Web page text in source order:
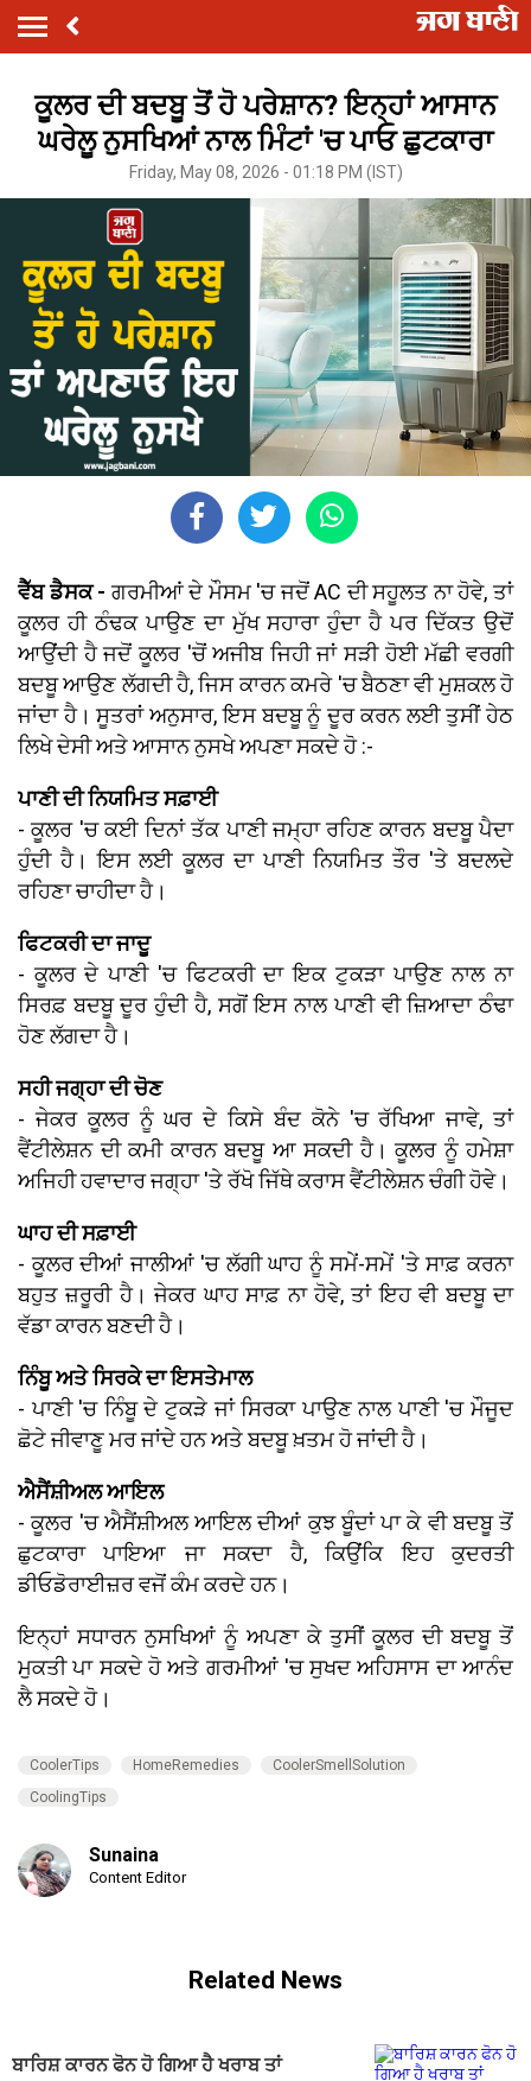
ਕੂਲਰ ਦੀ ਬਦਬੂ ਤੋਂ ਹੋ ਪਰੇਸ਼ਾਨ? ਇਨ੍ਹਾਂ ਆਸਾਨ
ਘਰੇਲੂ ਨੁਸਖਿਆਂ ਨਾਲ ਮਿੰਟਾਂ 'ਚ ਪਾਓ ਛੁਟਕਾਰਾ
Friday, May 08, 2026 - 01:18 PM (IST)
ਵੈੱਬ ਡੈਸਕ - ਗਰਮੀਆਂ ਦੇ ਮੌਸਮ 'ਚ ਜਦੋਂ AC ਦੀ ਸਹੂਲਤ ਨਾ ਹੋਵੇ, ਤਾਂ
ਕੂਲਰ ਹੀ ਠੰਢਕ ਪਾਉਣ ਦਾ ਮੁੱਖ ਸਹਾਰਾ ਹੁੰਦਾ ਹੈ ਪਰ ਦਿੱਕਤ ਉਦੋਂ
ਆਉਂਦੀ ਹੈ ਜਦੋਂ ਕੂਲਰ 'ਚੋਂ ਅਜੀਬ ਜਿਹੀ ਜਾਂ ਸੜੀ ਹੋਈ ਮੱਛੀ ਵਰਗੀ
ਬਦਬੂ ਆਉਣ ਲੱਗਦੀ ਹੈ, ਜਿਸ ਕਾਰਨ ਕਮਰੇ 'ਚ ਬੈਠਣਾ ਵੀ ਮੁਸ਼ਕਲ ਹੋ
ਜਾਂਦਾ ਹੈ। ਸੂਤਰਾਂ ਅਨੁਸਾਰ, ਇਸ ਬਦਬੂ ਨੂੰ ਦੂਰ ਕਰਨ ਲਈ ਤੁਸੀਂ ਹੇਠ
ਲਿਖੇ ਦੇਸੀ ਅਤੇ ਆਸਾਨ ਨੁਸਖੇ ਅਪਣਾ ਸਕਦੇ ਹੋ :-
ਪਾਣੀ ਦੀ ਨਿਯਮਿਤ ਸਫ਼ਾਈ
- ਕੂਲਰ 'ਚ ਕਈ ਦਿਨਾਂ ਤੱਕ ਪਾਣੀ ਜਮ੍ਹਾ ਰਹਿਣ ਕਾਰਨ ਬਦਬੂ ਪੈਦਾ
ਹੁੰਦੀ ਹੈ। ਇਸ ਲਈ ਕੂਲਰ ਦਾ ਪਾਣੀ ਨਿਯਮਿਤ ਤੌਰ 'ਤੇ ਬਦਲਦੇ
ਰਹਿਣਾ ਚਾਹੀਦਾ ਹੈ।
ਫਿਟਕਰੀ ਦਾ ਜਾਦੂ
- ਕੂਲਰ ਦੇ ਪਾਣੀ 'ਚ ਫਿਟਕਰੀ ਦਾ ਇਕ ਟੁਕੜਾ ਪਾਉਣ ਨਾਲ ਨਾ
ਸਿਰਫ਼ ਬਦਬੂ ਦੂਰ ਹੁੰਦੀ ਹੈ, ਸਗੋਂ ਇਸ ਨਾਲ ਪਾਣੀ ਵੀ ਜ਼ਿਆਦਾ ਠੰਢਾ
ਹੋਣ ਲੱਗਦਾ ਹੈ।
ਸਹੀ ਜਗ੍ਹਾ ਦੀ ਚੋਣ
- ਜੇਕਰ ਕੂਲਰ ਨੂੰ ਘਰ ਦੇ ਕਿਸੇ ਬੰਦ ਕੋਨੇ 'ਚ ਰੱਖਿਆ ਜਾਵੇ, ਤਾਂ
ਵੈਂਟੀਲੇਸ਼ਨ ਦੀ ਕਮੀ ਕਾਰਨ ਬਦਬੂ ਆ ਸਕਦੀ ਹੈ। ਕੂਲਰ ਨੂੰ ਹਮੇਸ਼ਾ
ਅਜਿਹੀ ਹਵਾਦਾਰ ਜਗ੍ਹਾ 'ਤੇ ਰੱਖੋ ਜਿੱਥੇ ਕਰਾਸ ਵੈਂਟੀਲੇਸ਼ਨ ਚੰਗੀ ਹੋਵੇ।
ਘਾਹ ਦੀ ਸਫ਼ਾਈ
- ਕੂਲਰ ਦੀਆਂ ਜਾਲੀਆਂ 'ਚ ਲੱਗੀ ਘਾਹ ਨੂੰ ਸਮੇਂ-ਸਮੇਂ 'ਤੇ ਸਾਫ਼ ਕਰਨਾ
ਬਹੁਤ ਜ਼ਰੂਰੀ ਹੈ। ਜੇਕਰ ਘਾਹ ਸਾਫ਼ ਨਾ ਹੋਵੇ, ਤਾਂ ਇਹ ਵੀ ਬਦਬੂ ਦਾ
ਵੱਡਾ ਕਾਰਨ ਬਣਦੀ ਹੈ।
ਨਿੰਬੂ ਅਤੇ ਸਿਰਕੇ ਦਾ ਇਸਤੇਮਾਲ
- ਪਾਣੀ 'ਚ ਨਿੰਬੂ ਦੇ ਟੁਕੜੇ ਜਾਂ ਸਿਰਕਾ ਪਾਉਣ ਨਾਲ ਪਾਣੀ 'ਚ ਮੌਜੂਦ
ਛੋਟੇ ਜੀਵਾਣੂ ਮਰ ਜਾਂਦੇ ਹਨ ਅਤੇ ਬਦਬੂ ਖ਼ਤਮ ਹੋ ਜਾਂਦੀ ਹੈ।
ਐਸੈਂਸ਼ੀਅਲ ਆਇਲ
- ਕੂਲਰ 'ਚ ਐਸੈਂਸ਼ੀਅਲ ਆਇਲ ਦੀਆਂ ਕੁਝ ਬੂੰਦਾਂ ਪਾ ਕੇ ਵੀ ਬਦਬੂ ਤੋਂ
ਛੁਟਕਾਰਾ ਪਾਇਆ ਜਾ ਸਕਦਾ ਹੈ, ਕਿਉਂਕਿ ਇਹ ਕੁਦਰਤੀ
ਡੀਓਡੋਰਾਈਜ਼ਰ ਵਜੋਂ ਕੰਮ ਕਰਦੇ ਹਨ।
ਇਨ੍ਹਾਂ ਸਧਾਰਨ ਨੁਸਖਿਆਂ ਨੂੰ ਅਪਣਾ ਕੇ ਤੁਸੀਂ ਕੂਲਰ ਦੀ ਬਦਬੂ ਤੋਂ
ਮੁਕਤੀ ਪਾ ਸਕਦੇ ਹੋ ਅਤੇ ਗਰਮੀਆਂ 'ਚ ਸੁਖਦ ਅਹਿਸਾਸ ਦਾ ਆਨੰਦ
ਲੈ ਸਕਦੇ ਹੋ।
CoolerTips HomeRemedies
CoolerSmellSolution
CoolingTips
Sunaina
Content Editor
Related News
ਬਾਰਿਸ਼ ਕਾਰਨ ਫੋਨ ਹੋ ਗਿਆ ਹੈ ਖਰਾਬ ਤਾਂ